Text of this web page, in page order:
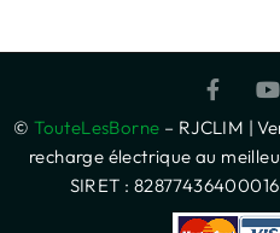
©TouteLesBorne – RJCLIM |
recharge électrique au
SIRET :